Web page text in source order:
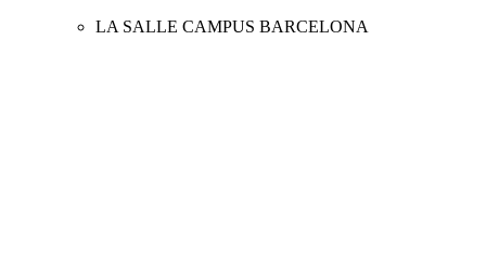
LA SALLE CAMPUS BARCELONA